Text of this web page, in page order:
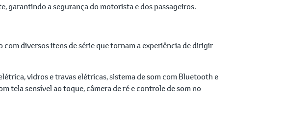
garantindo a segurança do motorista e dos passageiros.
diversos itens de série que tornam a experiência de dirigir
vidros e travas elétricas, sistema de som com Bluetooth e
tela sensível ao toque, câmera de ré e controle de som no